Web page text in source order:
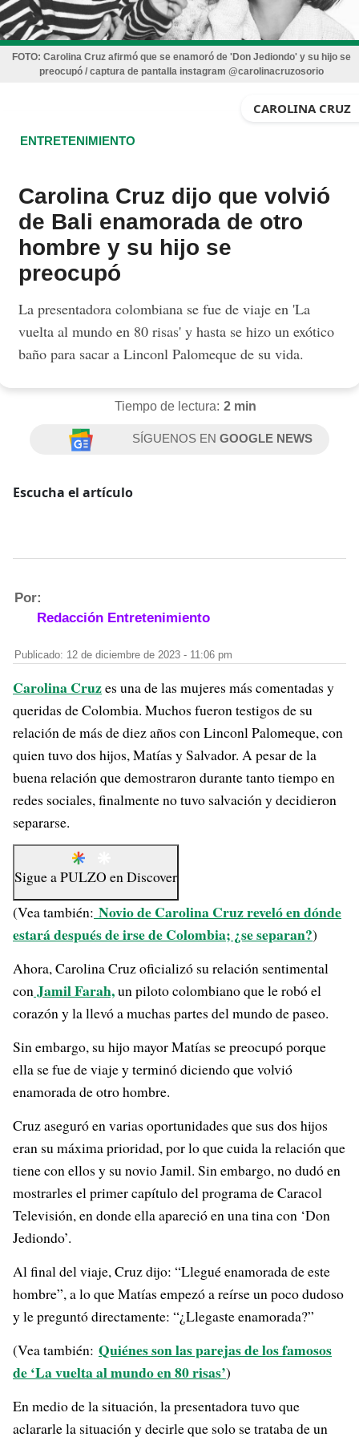
FOTO: Carolina Cruz afirmó que se enamoró de 'Don Jediondo' y su hijo se
preocupó / captura de pantalla instagram @carolinacruzosorio
CAROLINA CRUZ
ENTRETENIMIENTO
Carolina Cruz dijo que volvió
de Bali enamorada de otro
hombre y su hijo se
preocupó
La presentadora colombiana se fue de viaje en 'La
vuelta al mundo en 80 risas' y hasta se hizo un exótico
baño para sacar a Linconl Palomeque de su vida.
Tiempo de lectura: 2 min
SÍGUENOS ENGOOGLE NEWS
Escucha el artículo
Por:
Redacción Entretenimiento
Publicado: 12 de diciembre de 2023 - 11:06 pm
Carolina Cruzes una de las mujeres más comentadas y
queridas de Colombia. Muchos fueron testigos de su
relación de más de diez años con Linconl Palomeque, con
quien tuvo dos hijos, Matías y Salvador. A pesar de la
buena relación que demostraron durante tanto tiempo en
redes sociales, finalmente no tuvo salvación y decidieron
separarse.
Sigue aPULZO enDiscover
(Vea también: Novio de Carolina Cruz reveló en dónde
estará después de irse de Colombia; ¿se separan?)
Ahora, Carolina Cruz oficializó su relación sentimental
conJamil Farah,un piloto colombiano que le robó el
corazón y la llevó a muchas partes del mundo de paseo.
Sin embargo, su hijo mayor Matías se preocupó porque
ella se fue de viaje y terminó diciendo que volvió
enamorada de otro hombre.
Cruz aseguró en varias oportunidades que sus dos hijos
eran su máxima prioridad, por lo que cuida la relación que
tiene con ellos y su novio Jamil. Sin embargo, no dudó en
mostrarles el primer capítulo del programa de Caracol
Televisión, en donde ella apareció en una tina con ‘Don
Jediondo’.
Al final del viaje, Cruz dijo: “Llegué enamorada de este
hombre”, a lo que Matías empezó a reírse un poco dudoso
y le preguntó directamente: “¿Llegaste enamorada?”
(Vea también: Quiénes son las parejas de los famosos
de ‘La vuelta al mundo en 80 risas’)
En medio de la situación, la presentadora tuvo que
aclararle la situación y decirle que solo se trataba de un